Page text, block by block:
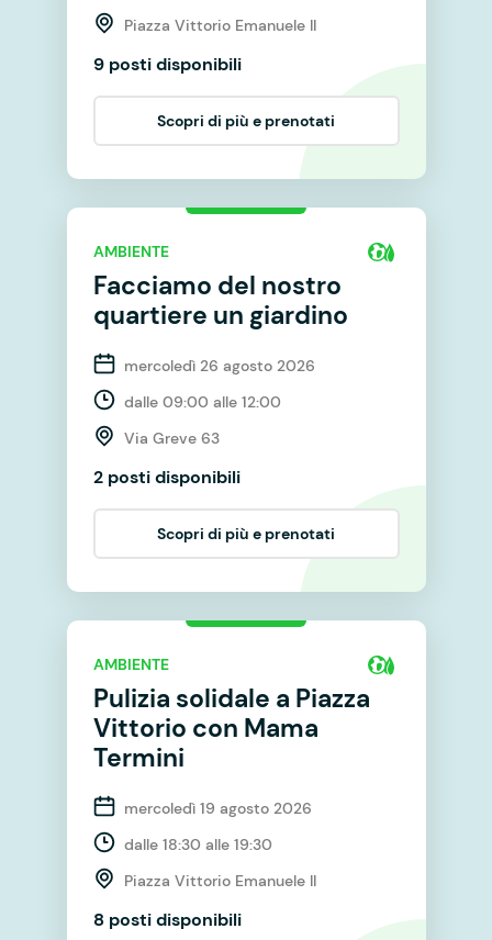
Piazza Vittorio Emanuele II
9 posti disponibili
Scopri di più e prenotati
AMBIENTE
Facciamo del nostro
quartiere un giardino
mercoledì 26 agosto 2026
dalle 09:00 alle 12:00
Via Greve 63
2 posti disponibili
Scopri di più e prenotati
AMBIENTE
Pulizia solidale a Piazza
Vittorio con Mama
Termini
mercoledì 19 agosto 2026
dalle 18:30 alle 19:30
Piazza Vittorio Emanuele II
8 posti disponibili